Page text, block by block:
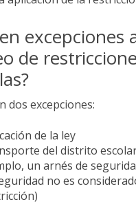
excepciones
de
dos excepciones:
de la ley
del distrito
un arnés de
no es